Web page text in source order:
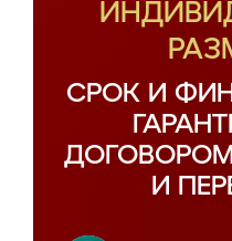
СРОК И
И